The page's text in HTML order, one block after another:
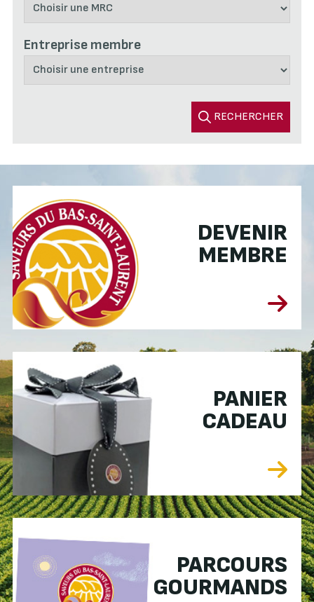
Entreprise membre
RECHERCHER
DEVENIR
MEMBRE
PANIER
CADEAU
PARCOURS
GOURMANDS